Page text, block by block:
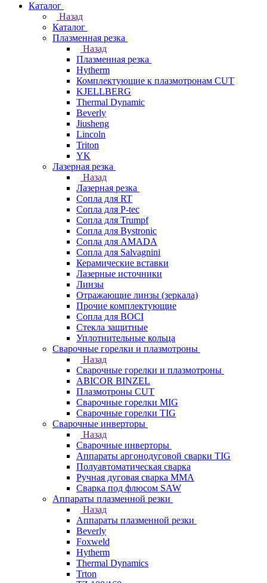
Каталог
Назад
Каталог
Плазменная резка
Назад
Плазменная резка
Hytherm
Комплектующие к плазмотронам CUT
KJELLBERG
Thermal Dynamic
Beverly
Jiusheng
Lincoln
Triton
YK
Лазерная резка
Назад
Лазерная резка
Сопла для RT
Сопла для P-tec
Сопла для Trumpf
Сопла для Bystronic
Сопла для AMADA
Сопла для Salvagnini
Керамические вставки
Лазерные источники
Линзы
Отражающие линзы (зеркала)
Прочие комплектующие
Сопла для BOCI
Стекла защитные
Уплотнительные кольца
Сварочные горелки и плазмотроны
Назад
Сварочные горелки и плазмотроны
ABICOR BINZEL
Плазмотроны CUT
Сварочные горелки MIG
Сварочные горелки TIG
Сварочные инверторы
Назад
Сварочные инверторы
Аппараты аргонодуговой сварки TIG
Полуавтоматическая сварка
Ручная дуговая сварка MMA
Сварка под флюсом SAW
Аппараты плазменной резки
Назад
Аппараты плазменной резки
Beverly
Foxweld
Hytherm
Thermal Dynamics
Trton